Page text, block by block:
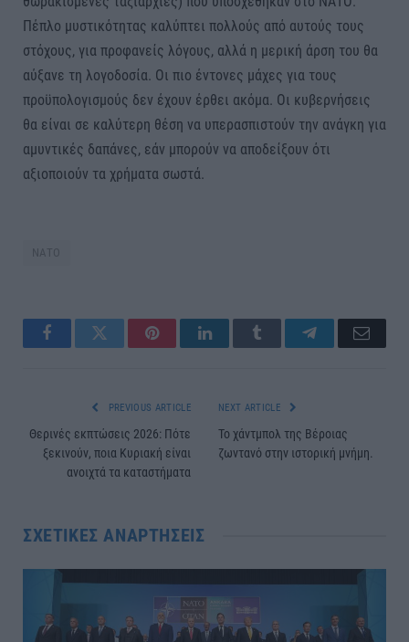
Πέπλο μυστικότητας καλύπτει πολλούς από αυτούς τους
στόχους, για προφανείς λόγους, αλλά η μερική άρση του θα
αύξανε τη λογοδοσία. Οι πιο έντονες μάχες για τους
προϋπολογισμούς δεν έχουν έρθει ακόμα. Οι κυβερνήσεις
θα είναι σε καλύτερη θέση να υπερασπιστούν την ανάγκη για
αμυντικές δαπάνες, εάν μπορούν να αποδείξουν ότι
αξιοποιούν τα χρήματα σωστά.
ΝΑΤΟ
FacebookTwitter PinterestLinkedInTumblr TelegramEmail
PREVIOUS ARTICLE
Θερινές εκπτώσεις 2026: Πότε
ξεκινούν, ποια Κυριακή είναι
ανοιχτά τα καταστήματα
NEXT ARTICLE
Το χάντμπολ της Βέροιας
ζωντανό στην ιστορική μνήμη.
ΣΧΕΤΙΚΈΣ ΑΝΑΡΤΉΣΕΙΣ